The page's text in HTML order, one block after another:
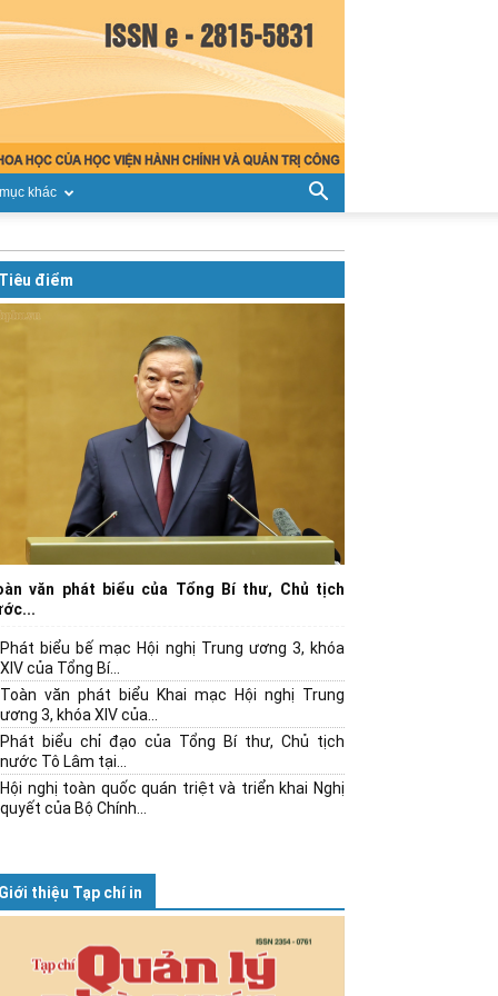
khác
Tiêu điểm
văn phát biểu của Tổng Bí thư, Chủ tịch
Phát biểu bế mạc Hội nghị Trung ương 3, khóa
XIV của Tổng Bí...
Toàn văn phát biểu Khai mạc Hội nghị Trung
ương 3, khóa XIV của...
Phát biểu chỉ đạo của Tổng Bí thư, Chủ tịch
nước Tô Lâm tại...
Hội nghị toàn quốc quán triệt và triển khai Nghị
quyết của Bộ Chính...
Giới thiệu Tạp chí in